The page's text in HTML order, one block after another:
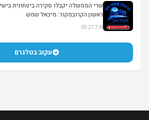
שרי הממשלה יקבלו סקירה ביטחונית
ראשון הקרובמקור: מיכאל שמש
7/8 09:27
עקוב בטלגרם